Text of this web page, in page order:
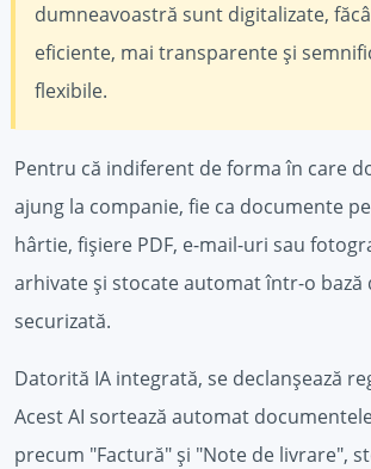
dumneavoastră sunt digitalizate,
eficiente, mai transparente și
flexibile.
Pentru că indiferent de forma în care
ajung la companie, fie ca documente
hârtie, fișiere PDF, e-mail-uri sau
arhivate și stocate automat într-o bază
securizată.
Datorită IA integrată, se declanșează
Acest AI sortează automat
precum "Factură" și "Note de livrare",